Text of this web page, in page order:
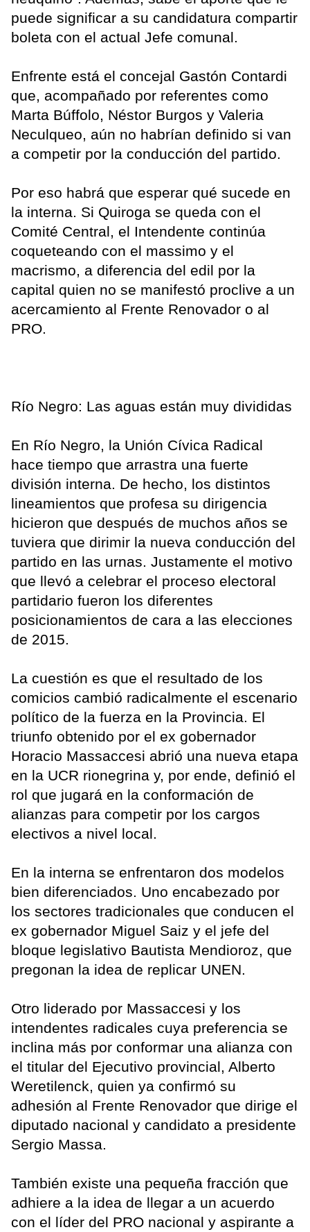
puede significar a su candidatura compartir
boleta con el actual Jefe comunal.
Enfrente está el concejal Gastón Contardi
que, acompañado por referentes como
Marta Búffolo, Néstor Burgos y Valeria
Neculqueo, aún no habrían definido si van
a competir por la conducción del partido.
Por eso habrá que esperar qué sucede en
la interna. Si Quiroga se queda con el
Comité Central, el Intendente continúa
coqueteando con el massimo y el
macrismo, a diferencia del edil por la
capital quien no se manifestó proclive a un
acercamiento al Frente Renovador o al
PRO.
Río Negro: Las aguas están muy divididas
En Río Negro, la Unión Cívica Radical
hace tiempo que arrastra una fuerte
división interna. De hecho, los distintos
lineamientos que profesa su dirigencia
hicieron que después de muchos años se
tuviera que dirimir la nueva conducción del
partido en las urnas. Justamente el motivo
que llevó a celebrar el proceso electoral
partidario fueron los diferentes
posicionamientos de cara a las elecciones
de 2015.
La cuestión es que el resultado de los
comicios cambió radicalmente el escenario
político de la fuerza en la Provincia. El
triunfo obtenido por el ex gobernador
Horacio Massaccesi abrió una nueva etapa
en la UCR rionegrina y, por ende, definió el
rol que jugará en la conformación de
alianzas para competir por los cargos
electivos a nivel local.
En la interna se enfrentaron dos modelos
bien diferenciados. Uno encabezado por
los sectores tradicionales que conducen el
ex gobernador Miguel Saiz y el jefe del
bloque legislativo Bautista Mendioroz, que
pregonan la idea de replicar UNEN.
Otro liderado por Massaccesi y los
intendentes radicales cuya preferencia se
inclina más por conformar una alianza con
el titular del Ejecutivo provincial, Alberto
Weretilenck, quien ya confirmó su
adhesión al Frente Renovador que dirige el
diputado nacional y candidato a presidente
Sergio Massa.
También existe una pequeña fracción que
adhiere a la idea de llegar a un acuerdo
con el líder del PRO nacional y aspirante a